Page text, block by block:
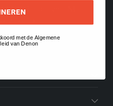
Eindhoven, NL
dealermet de Algemene
van Denon